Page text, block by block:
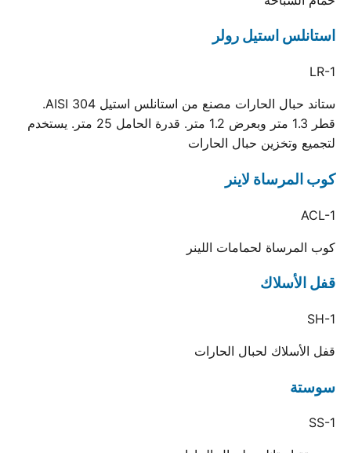
استانلس استيل رولر
LR-1
ستاند حبال الحارات مصنع من استانلس استيل AISI 304.
قطر 1.3 متر وبعرض 1.2 متر. قدرة الحامل 25 متر. يستخدم
لتجميع وتخزين حبال الحارات
كوب المرساة لاينر
ACL-1
كوب المرساة لحمامات اللينر
قفل الأسلاك
SH-1
قفل الأسلاك لحبال الحارات
سوستة
SS-1